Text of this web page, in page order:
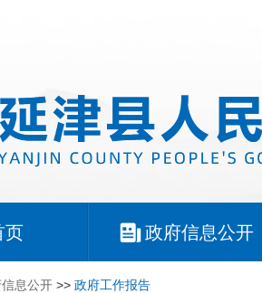
页 政府信息公开
息公开 >> 政府工作报告